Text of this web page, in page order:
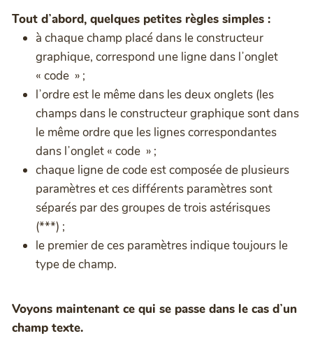
Tout dʼabord, quelques petites règles simples :
à chaque champ placé dans le constructeur
graphique, correspond une ligne dans lʼonglet
« code » ;
lʼordre est le même dans les deux onglets (les
champs dans le constructeur graphique sont dans
le même ordre que les lignes correspondantes
dans lʼonglet « code » ;
chaque ligne de code est composée de plusieurs
paramètres et ces différents paramètres sont
séparés par des groupes de trois astérisques
(***) ;
le premier de ces paramètres indique toujours le
type de champ.
Voyons maintenant ce qui se passe dans le cas dʼun
champ texte.